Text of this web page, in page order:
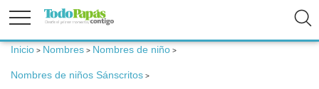
Fertilidad
Inicio > Nombres > Nombres de niño >
Nombres de niños Sánscritos >